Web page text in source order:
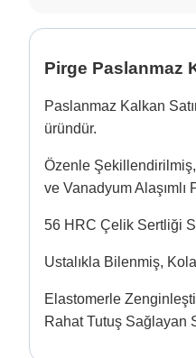
Pirge Paslanmaz
Paslanmaz Kalkan
üründür.
Özenle
ve Vanadyum
56 HRC Çelik Sertliği
Ustalıkla Bilenmiş,
Elastomerle
Rahat Tutuş Sağlayan